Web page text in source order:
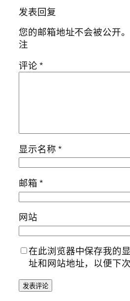
发表回复
您的邮箱地址不会被公开。
注
评论*
显示名称*
邮箱*
网站
在此浏览器中保存我的
址和网站地址，以便下